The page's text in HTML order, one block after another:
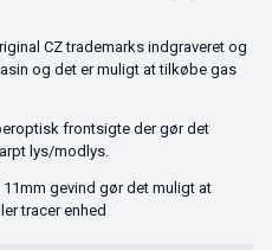
CZ trademarks indgraveret og
og det er muligt at tilkøbe gas
frontsigte der gør det
lys/modlys.
gevind gør det muligt at
tracer enhed